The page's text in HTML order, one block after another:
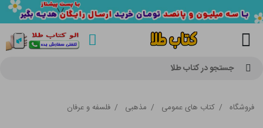
جستجو در کتاب طلا
فروشگاه / کتاب های عمومی / مذهبی / فلسفه و عرفان